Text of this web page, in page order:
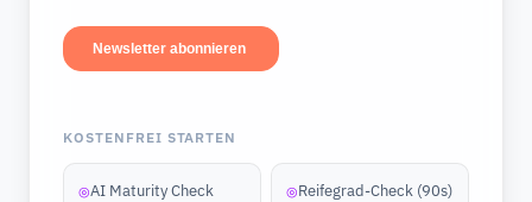
KOSTENFREI STARTEN
◎AI Maturity Check ◎Reifegrad-Check (90s)